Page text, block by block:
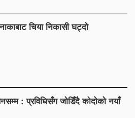
चिया निकासी घट्दो
: प्रविधिसँग जोडिँदै कोदोको नयाँ